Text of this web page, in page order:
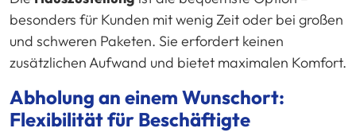
besonders für Kunden mit wenig Zeit oder bei großen
und schweren Paketen. Sie erfordert keinen
zusätzlichen Aufwand und bietet maximalen Komfort.
Abholung an einem Wunschort:
Flexibilität für Beschäftigte